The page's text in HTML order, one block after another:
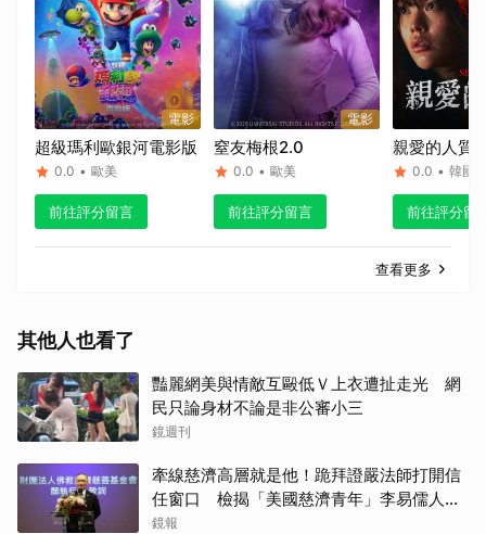
電影
超級瑪利歐銀河電影版
0.0 • 歐美
前往評分留言
電影
窒友梅根2.0
0.0 • 歐美
前往評分留言
親愛的人質
0.0 • 韓國
前往評分留
查看更多
其他人也看了
豔麗網美與情敵互毆低Ｖ上衣遭扯走光 網
民只論身材不論是非公審小三
鏡週刊
牽線慈濟高層就是他！跪拜證嚴法師打開信
任窗口 檢揭「美國慈濟青年」李易儒人脈
網絡
鏡報